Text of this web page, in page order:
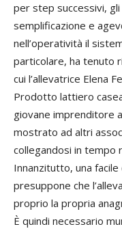
per step successivi,
semplificazione e
nell’operatività il
particolare, ha tenuto
cui l’allevatrice Elena
Prodotto lattiero
giovane imprenditore
mostrato ad altri
collegandosi in tempo
Innanzitutto, una
presuppone che
proprio la propria
È quindi necessario